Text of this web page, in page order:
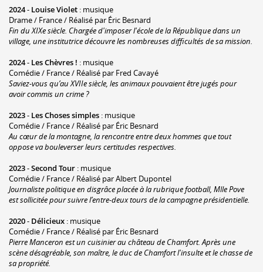
2024- Louise Violet : musique
Drame / France / Réalisé par Éric Besnard
Fin du XIXe siècle. Chargée d'imposer l'école de la République dans un
village, une institutrice découvre les nombreuses difficultés de sa mission.
2024- Les Chèvres ! : musique
Comédie / France / Réalisé par Fred Cavayé
Saviez-vous qu’au XVIIe siècle, les animaux pouvaient être jugés pour
avoir commis un crime ?
2023- Les Choses simples : musique
Comédie / France / Réalisé par Éric Besnard
Au cœur de la montagne, la rencontre entre deux hommes que tout
oppose va bouleverser leurs certitudes respectives.
2023-Second Tour : musique
Comédie / France / Réalisé par Albert Dupontel
Journaliste politique en disgrâce placée à la rubrique football, Mlle Pove
est sollicitée pour suivre l’entre-deux tours de la campagne présidentielle.
2020- Délicieux : musique
Comédie / France / Réalisé par Éric Besnard
Pierre Manceron est un cuisinier au château de Chamfort. Après une
scène désagréable, son maître, le duc de Chamfort l'insulte et le chasse de
sa propriété.